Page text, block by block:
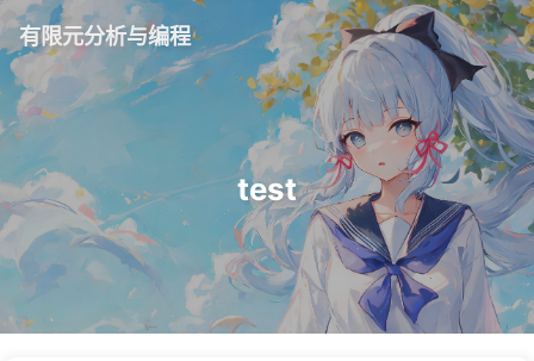
有限元分析与编程
test